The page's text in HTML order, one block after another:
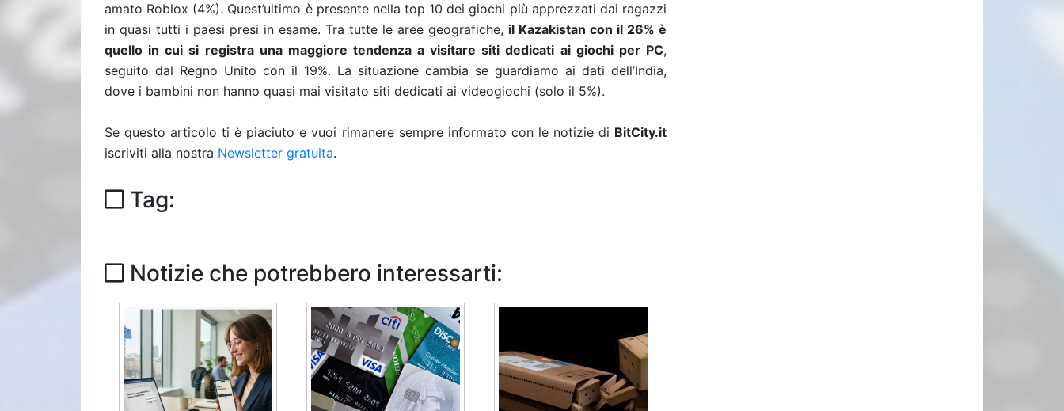
amato Roblox (4%). Quest’ultimo è presente nella top 10 dei giochi più apprezzati dai ragazzi
in quasi tutti i paesi presi in esame. Tra tutte le aree geografiche, il Kazakistan con il 26% è
quello in cui si registra una maggiore tendenza a visitare siti dedicati ai giochi per PC,
seguito dal Regno Unito con il 19%. La situazione cambia se guardiamo ai dati dell’India,
dove i bambini non hanno quasi mai visitato siti dedicati ai videogiochi (solo il 5%).
Se questo articolo ti è piaciuto e vuoi rimanere sempre informato con le notizie di BitCity.it
iscriviti alla nostra Newsletter gratuita.
Tag:
Notizie che potrebbero interessarti: